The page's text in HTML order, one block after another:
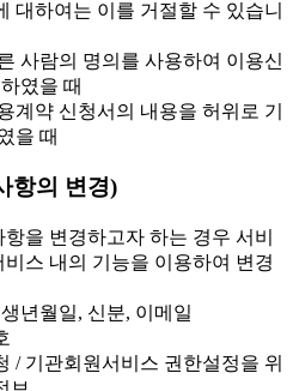
대하여는 이를 거절할 수 있습니
사람의 명의를 사용하여 이용신
였을 때
계약 신청서의 내용을 허위로 기
을 때
항의 변경)
을 변경하고자 하는 경우 서비
스 내의 기능을 이용하여 변경
년월일, 신분, 이메일
/ 기관회원서비스 권한설정을 위